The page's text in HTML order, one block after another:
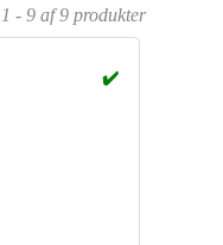
1 - 9 af 9 produkter
✔️